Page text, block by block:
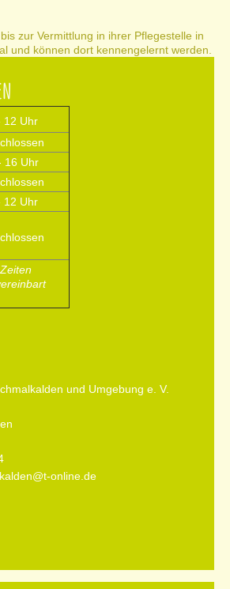
zur Vermittlung in ihrer Pflegestelle in
und können dort kennengelernt werden.
12 Uhr
16 Uhr
12 Uhr
und Umgebung e. V.
online.de